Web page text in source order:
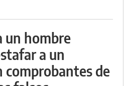
un hombre
a un
comprobantes de